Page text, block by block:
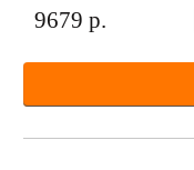
9679 р.